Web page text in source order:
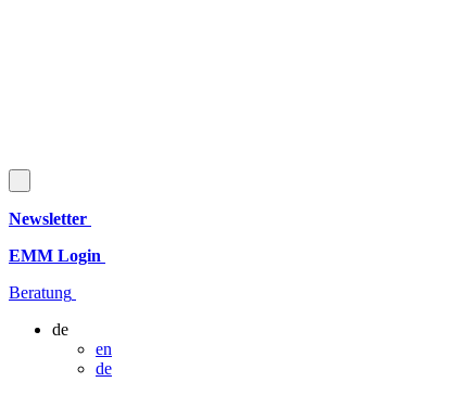
Newsletter
EMM Login
Beratung
de
en
de